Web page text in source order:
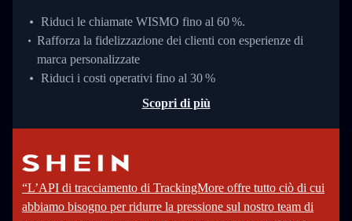
Riduci le chiamate WISMO fino al 60 %.
Rafforza la fidelizzazione dei clienti con esperienze di
marca personalizzate
Riduci i costi operativi fino al 30 %
Scopri di più
“L’API di tracciamento di TrackingMore offre tutto ciò di cui
abbiamo bisogno per ridurre la pressione sul nostro team di